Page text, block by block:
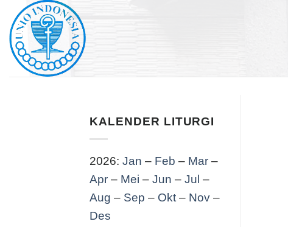
Skip
content
KALENDER LITURGI
2026: Jan – Feb – Mar –
Apr – Mei – Jun – Jul –
Aug – Sep – Okt – Nov –
Des